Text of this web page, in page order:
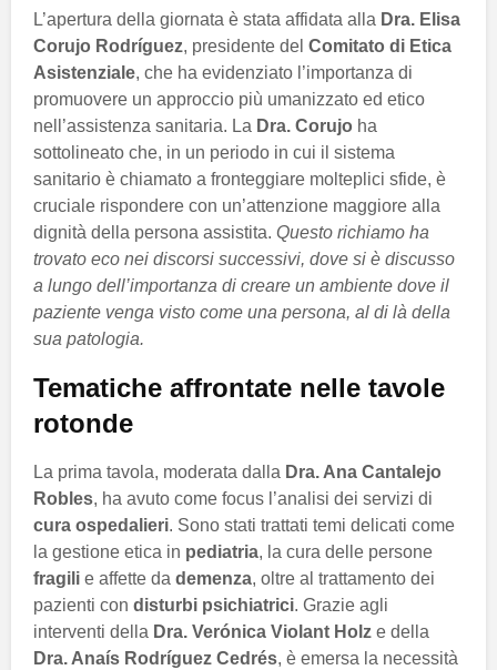
L’apertura della giornata è stata affidata alla Dra. Elisa
Corujo Rodríguez, presidente del Comitato di Etica
Asistenziale, che ha evidenziato l’importanza di
promuovere un approccio più umanizzato ed etico
nell’assistenza sanitaria. La Dra. Corujo ha
sottolineato che, in un periodo in cui il sistema
sanitario è chiamato a fronteggiare molteplici sfide, è
cruciale rispondere con un’attenzione maggiore alla
dignità della persona assistita. Questo richiamo ha
trovato eco nei discorsi successivi, dove si è discusso
a lungo dell’importanza di creare un ambiente dove il
paziente venga visto come una persona, al di là della
sua patologia.
Tematiche affrontate nelle tavole
rotonde
La prima tavola, moderata dalla Dra. Ana Cantalejo
Robles, ha avuto come focus l’analisi dei servizi di
cura ospedalieri. Sono stati trattati temi delicati come
la gestione etica in pediatria, la cura delle persone
fragili e affette da demenza, oltre al trattamento dei
pazienti con disturbi psichiatrici. Grazie agli
interventi della Dra. Verónica Violant Holz e della
Dra. Anaís Rodríguez Cedrés, è emersa la necessità